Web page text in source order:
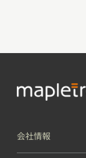
会社情報